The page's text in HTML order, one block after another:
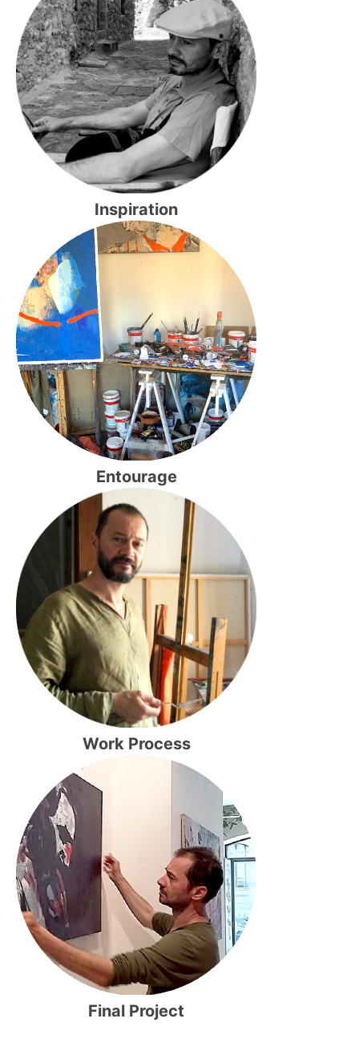
Inspiration
Entourage
Work Process
Final Project